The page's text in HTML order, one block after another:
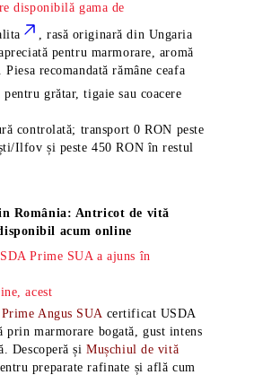
disponibilă gama de
, rasă originară din Ungaria
pentru marmorare, aromă
recomandată rămâneceafa
pentru grătar, tigaie sau coacere
controlată; transport 0 RON peste
Ilfov și peste 450 RON în restul
România: Antricot de vită
acum online
Prime SUA a ajuns în
acest
Angus SUA certificat USDA
prin marmorare bogată, gust intens
Descoperă șiMușchiul de vită
preparate rafinate și află cum